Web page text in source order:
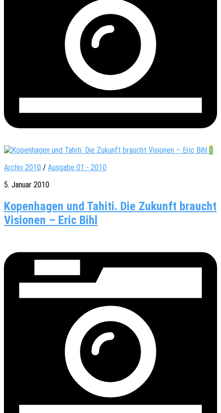
0
Archiv 2010 / Ausgabe 01 - 2010
5. Januar 2010
Kopenhagen und Tahiti. Die Zukunft braucht
Visionen – Eric Bihl